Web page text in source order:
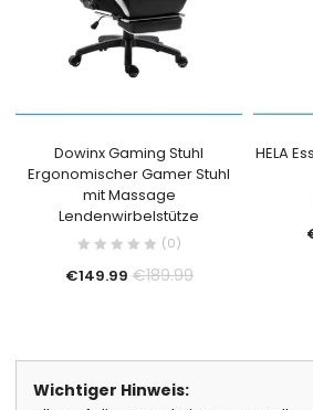
Dowinx Gaming Stuhl
Ergonomischer Gamer Stuhl
mit Massage
Lendenwirbelstütze
(0)
€149.99 €189.99
HELA
Wichtiger Hinweis: